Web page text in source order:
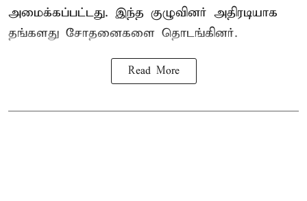
அமைக்கப்பட்டது. இந்த குழுவினர் அதிரடியாக
தங்களது சோதனைகளை தொடங்கினர்.
Read More